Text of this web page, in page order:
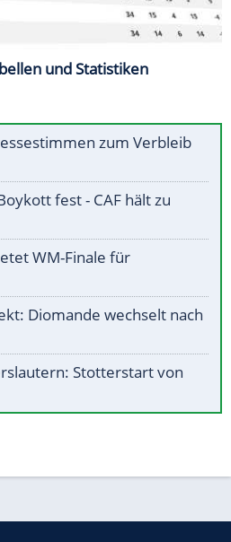
und Statistiken
zum Verbleib
fest - CAF hält zu
WM-Finale für
Diomande wechselt nach
Stotterstart von